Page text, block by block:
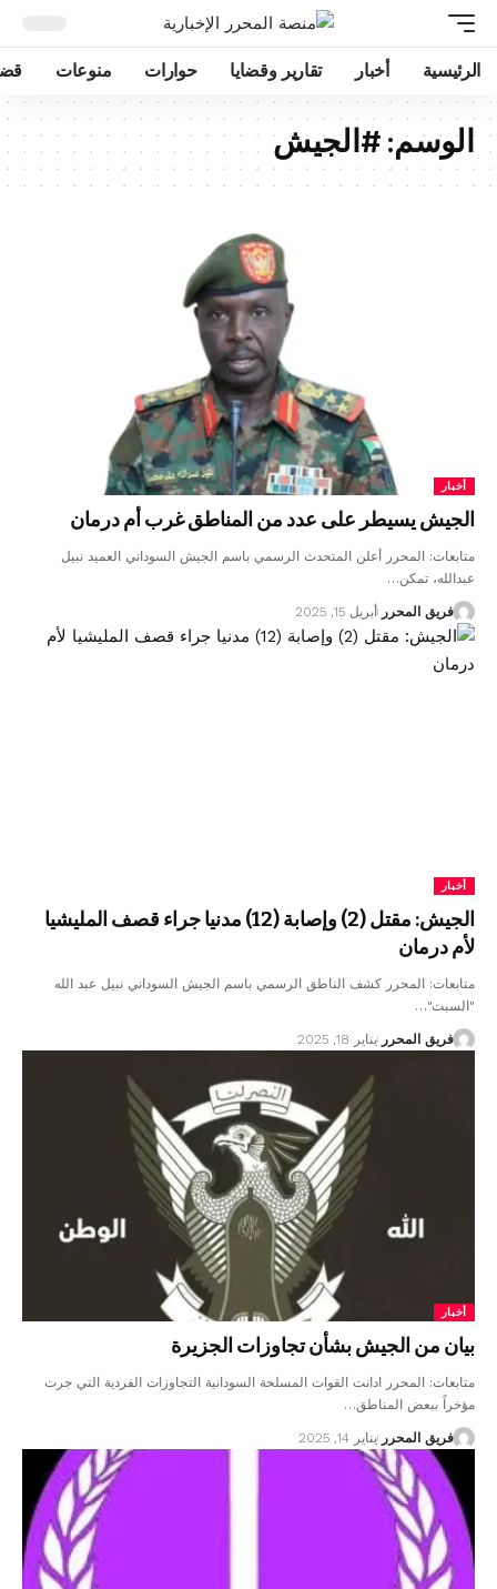
الرئيسية أخبار تقارير وقضايا حوارات منوعات
الوسم: #الجيش
أخبار
الجيش يسيطر على عدد من المناطق غرب أم درمان
متابعات: المحرر أعلن المتحدث الرسمي باسم الجيش السوداني العميد نبيل
عبدالله، تمكن…
فريق المحرر أبريل 15, 2025
أخبار
الجيش: مقتل (2) وإصابة (12) مدنيا جراء قصف المليشيا
لأم درمان
متابعات: المحرر كشف الناطق الرسمي باسم الجيش السوداني نبيل عبد الله
"السبت"…
فريق المحرر يناير 18, 2025
أخبار
بيان من الجيش بشأن تجاوزات الجزيرة
متابعات: المحرر ادانت القوات المسلحة السودانية التجاوزات الفردية التي جرت
مؤخراً ببعض المناطق…
فريق المحرر يناير 14, 2025